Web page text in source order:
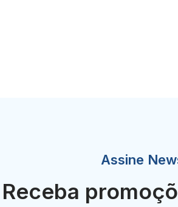
Assine
Receba